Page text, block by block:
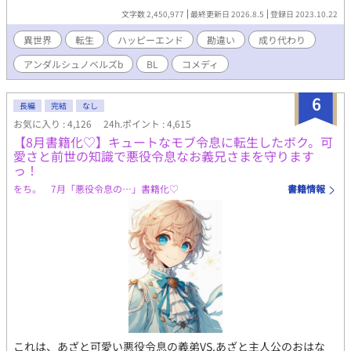
んだかギクシャク。なんで俺が尻拭いをしないといけないんだ！
知識・記憶一切なしの成り代わり主人公が手探り異世界生活を送
ることに。 突然性格が豹変したユリスに戸惑う周囲を翻弄しつつ
異世界ライフを楽しむお話です。 ※基本ほのぼの路線です。不定
期更新。冒頭から少しですが流血表現あります。苦手な方はご注
意下さい。
文字数 2,450,977 最終更新日 2026.8.5 登録日 2023.10.22
異世界 転生 ハッピーエンド 勘違い
成り代わり
アンダルシュノベルズb
BL コメディ
6
長編 完結 なし
お気に入り : 4,126 24h.ポイント : 4,615
【8月書籍化♡】キュートなモブ令息に転生したボク。可
愛さと前世の知識で悪役令息なお義兄さまを守ります
っ！
をち。 7月「悪役令息の…」書籍化♡ 書籍情報
これは、あざと可愛い悪役令息の義弟VS.あざと主人公のおはな